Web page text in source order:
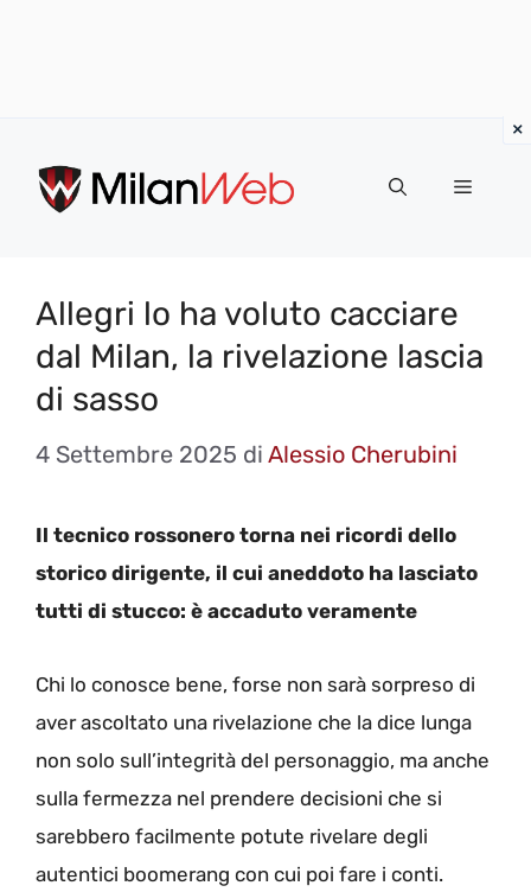
contenuto
MENU
Allegri lo ha voluto cacciare
dal Milan, la rivelazione lascia
di sasso
4 Settembre 2025 di Alessio Cherubini
Il tecnico rossonero torna nei ricordi dello
storico dirigente, il cui aneddoto ha lasciato
tutti di stucco: è accaduto veramente
Chi lo conosce bene, forse non sarà sorpreso di
aver ascoltato una rivelazione che la dice lunga
non solo sull’integrità del personaggio, ma anche
sulla fermezza nel prendere decisioni che si
sarebbero facilmente potute rivelare degli
autentici boomerang con cui poi fare i conti.